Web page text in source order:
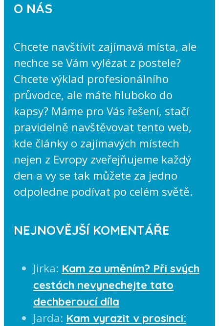
O NÁS
Chcete navštívit zajímavá místa, ale
nechce se Vám vylézat z postele?
Chcete výklad profesionálního
průvodce, ale máte hluboko do
kapsy? Máme pro Vás řešení, stačí
pravidelně navštěvovat tento web,
kde články o zajímavých místech
nejen z Evropy zveřejňujeme každý
den a vy se tak můžete za jedno
odpoledne podívat po celém světě.
NEJNOVĚJŠÍ KOMENTÁŘE
Jirka: Kam za uměním? Při svých
cestách nevynechejte tato
dechberoucí díla
Jarda: Kam vyrazit v prosinci: